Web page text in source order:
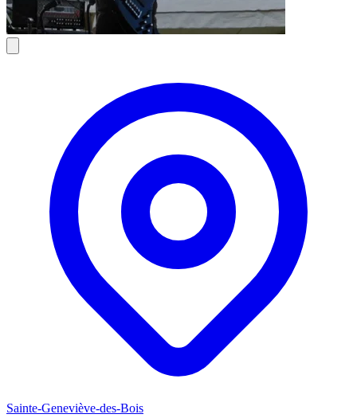
Sainte-Geneviève-des-Bois